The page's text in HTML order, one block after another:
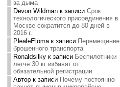
за дыма
Devon Wildmanк записи Срок
технологического присоединения в
Москве сократится до 80 дней в
2016 г.
PlealeElomaк записи Перемещение
брошенного транспорта
Ronaldsilkyк записи Беспилотники
легче 30 кг избавят от
обязательной регистрации
Авторк записи Почему постоянно